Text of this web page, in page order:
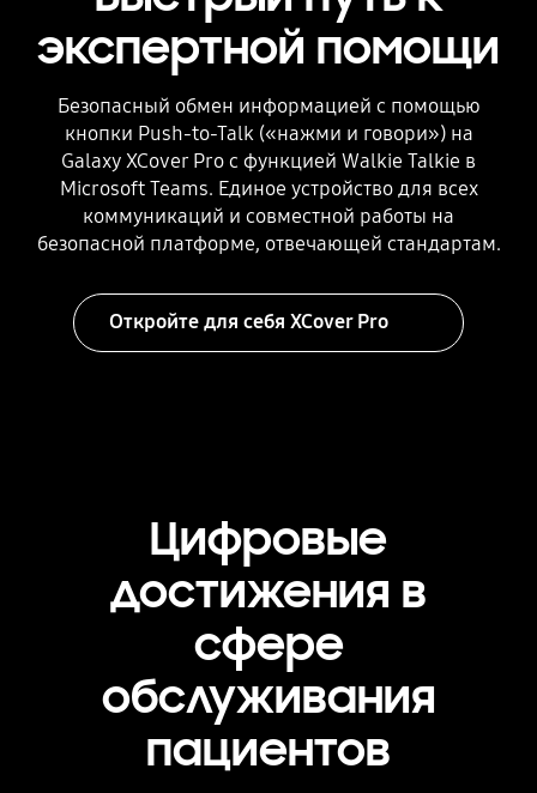
экспертной помощи
Безопасный обмен информацией с помощью
кнопки Push-to-Talk («нажми и говори») на
Galaxy XCover Pro с функцией Walkie Talkie в
Microsoft Teams. Единое устройство для всех
коммуникаций и совместной работы на
безопасной платформе, отвечающей стандартам.
Откройте для себя XCover Pro
Цифровые
достижения в
сфере
обслуживания
пациентов